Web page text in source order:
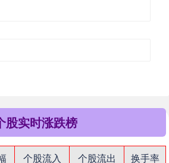
股实时涨跌榜
个股流入 个股流出
换手率